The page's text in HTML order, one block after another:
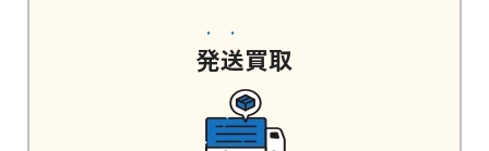
発送買取